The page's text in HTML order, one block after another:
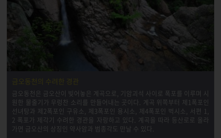
금오동천의 수려한 경관
금오동천은 금오산이 빚어놓은 계곡으로, 기암괴석 사이로 폭포를 이루며 시
원한 물줄기가 우렁찬 소리를 만들어내는 곳이다. 계곡 위쪽부터 제1폭포인
선녀탕과 제2폭포인 구유소, 제3폭포인 용시소, 제4폭포인 벅시소, 서편 1,
2 폭포가 제각기 수려한 경관을 자랑하고 있다. 계곡을 따라 등산로로 올라
가면 금오산의 상징인 약사암과 범종각도 만날 수 있다.